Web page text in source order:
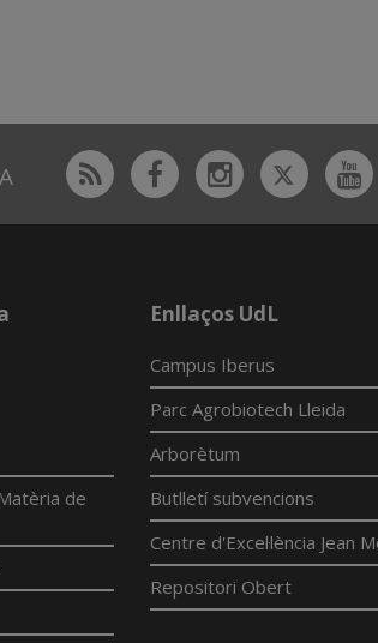
Rss FacebookInstagram
Twitter
de
Enllaços UdL
Campus Iberus
Parc Agrobiotech Lleida
Arborètum
Butlletí subvencions
Centre d'Excel·lència Jean
Repositori Obert